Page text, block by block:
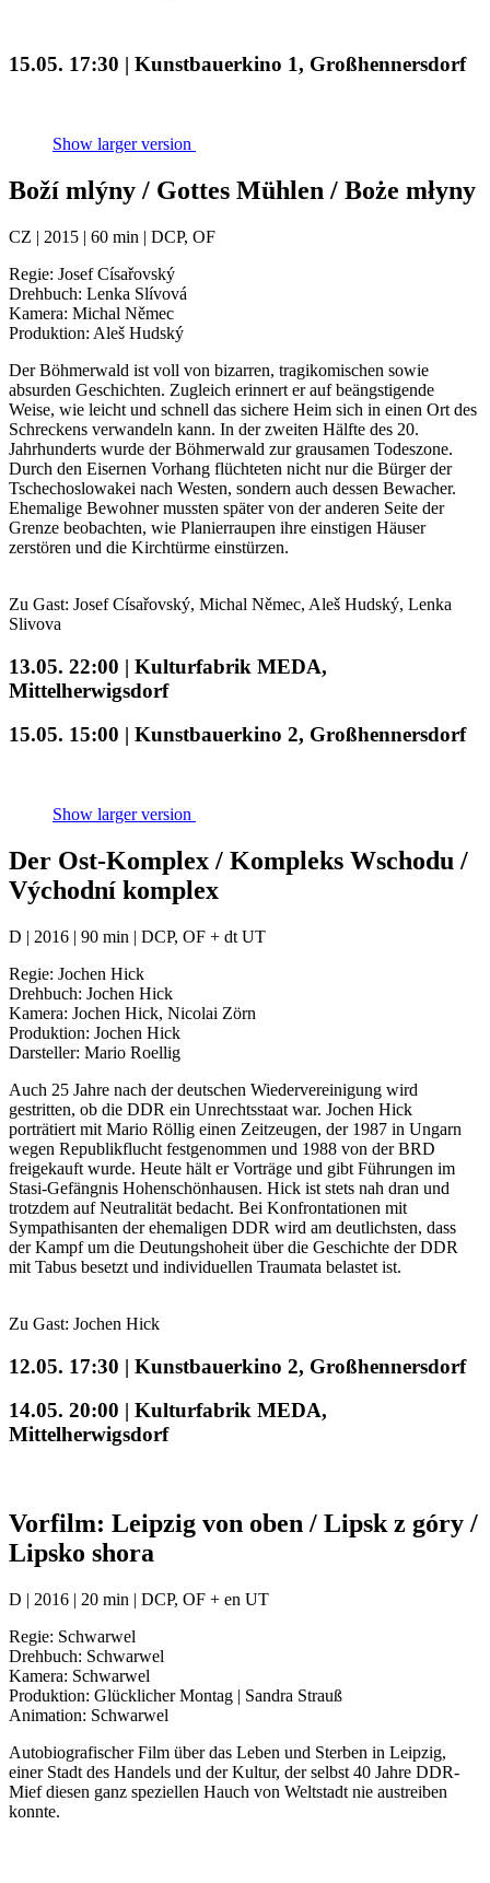
15.05. 17:30 | Kunstbauerkino 1, Großhennersdorf
Show larger version
Boží mlýny / Gottes Mühlen / Boże młyny
CZ | 2015 | 60 min | DCP, OF
Regie: Josef Císařovský
Drehbuch: Lenka Slívová
Kamera: Michal Němec
Produktion: Aleš Hudský
Der Böhmerwald ist voll von bizarren, tragikomischen sowie
absurden Geschichten. Zugleich erinnert er auf beängstigende
Weise, wie leicht und schnell das sichere Heim sich in einen Ort des
Schreckens verwandeln kann. In der zweiten Hälfte des 20.
Jahrhunderts wurde der Böhmerwald zur grausamen Todeszone.
Durch den Eisernen Vorhang flüchteten nicht nur die Bürger der
Tschechoslowakei nach Westen, sondern auch dessen Bewacher.
Ehemalige Bewohner mussten später von der anderen Seite der
Grenze beobachten, wie Planierraupen ihre einstigen Häuser
zerstören und die Kirchtürme einstürzen.
Zu Gast: Josef Císařovský, Michal Němec, Aleš Hudský, Lenka
Slivova
13.05. 22:00 | Kulturfabrik MEDA,
Mittelherwigsdorf
15.05. 15:00 | Kunstbauerkino 2, Großhennersdorf
Show larger version
Der Ost-Komplex / Kompleks Wschodu /
Východní komplex
D | 2016 | 90 min | DCP, OF + dt UT
Regie: Jochen Hick
Drehbuch: Jochen Hick
Kamera: Jochen Hick, Nicolai Zörn
Produktion: Jochen Hick
Darsteller: Mario Roellig
Auch 25 Jahre nach der deutschen Wiedervereinigung wird
gestritten, ob die DDR ein Unrechtsstaat war. Jochen Hick
porträtiert mit Mario Röllig einen Zeitzeugen, der 1987 in Ungarn
wegen Republikflucht festgenommen und 1988 von der BRD
freigekauft wurde. Heute hält er Vorträge und gibt Führungen im
Stasi-Gefängnis Hohenschönhausen. Hick ist stets nah dran und
trotzdem auf Neutralität bedacht. Bei Konfrontationen mit
Sympathisanten der ehemaligen DDR wird am deutlichsten, dass
der Kampf um die Deutungshoheit über die Geschichte der DDR
mit Tabus besetzt und individuellen Traumata belastet ist.
Zu Gast: Jochen Hick
12.05. 17:30 | Kunstbauerkino 2, Großhennersdorf
14.05. 20:00 | Kulturfabrik MEDA,
Mittelherwigsdorf
Vorfilm: Leipzig von oben / Lipsk z góry /
Lipsko shora
D | 2016 | 20 min | DCP, OF + en UT
Regie: Schwarwel
Drehbuch: Schwarwel
Kamera: Schwarwel
Produktion: Glücklicher Montag | Sandra Strauß
Animation: Schwarwel
Autobiografischer Film über das Leben und Sterben in Leipzig,
einer Stadt des Handels und der Kultur, der selbst 40 Jahre DDR-
Mief diesen ganz speziellen Hauch von Weltstadt nie austreiben
konnte.